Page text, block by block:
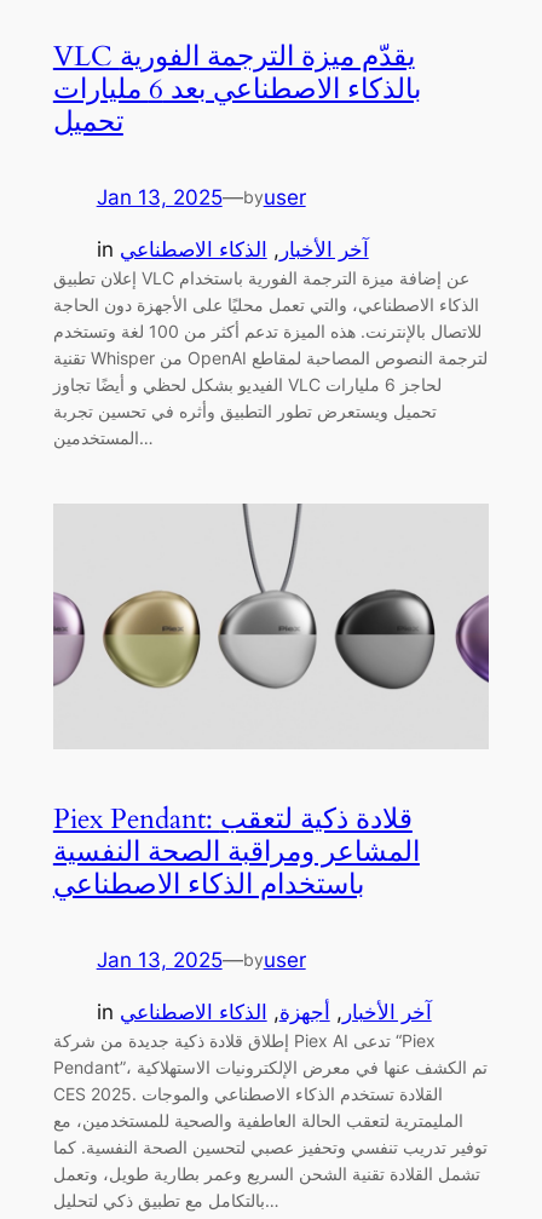
VLC يقدّم ميزة الترجمة الفورية
بالذكاء الاصطناعي بعد 6 مليارات
تحميل
Jan 13, 2025—byuser
in آخر الأخبار , الذكاء الاصطناعي
إعلان تطبيق VLC عن إضافة ميزة الترجمة الفورية باستخدام
الذكاء الاصطناعي، والتي تعمل محليًا على الأجهزة دون الحاجة
للاتصال بالإنترنت. هذه الميزة تدعم أكثر من 100 لغة وتستخدم
تقنية Whisper من OpenAI لترجمة النصوص المصاحبة لمقاطع
الفيديو بشكل لحظي و أيضًا تجاوز VLC لحاجز 6 مليارات
تحميل ويستعرض تطور التطبيق وأثره في تحسين تجربة
المستخدمين…
Piex Pendant: قلادة ذكية لتعقب
المشاعر ومراقبة الصحة النفسية
باستخدام الذكاء الاصطناعي
Jan 13, 2025—byuser
in آخر الأخبار , أجهزة, الذكاء الاصطناعي
إطلاق قلادة ذكية جديدة من شركة Piex AI تدعى “Piex
Pendant”، تم الكشف عنها في معرض الإلكترونيات الاستهلاكية
CES 2025. القلادة تستخدم الذكاء الاصطناعي والموجات
المليمترية لتعقب الحالة العاطفية والصحية للمستخدمين، مع
توفير تدريب تنفسي وتحفيز عصبي لتحسين الصحة النفسية. كما
تشمل القلادة تقنية الشحن السريع وعمر بطارية طويل، وتعمل
بالتكامل مع تطبيق ذكي لتحليل…